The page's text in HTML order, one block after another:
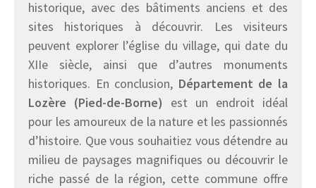
historique, avec des bâtiments anciens et des
sites historiques à découvrir. Les visiteurs
peuvent explorer l’église du village, qui date du
XIIe siècle, ainsi que d’autres monuments
historiques. En conclusion, Département de la
Lozère (Pied-de-Borne) est un endroit idéal
pour les amoureux de la nature et les passionnés
d’histoire. Que vous souhaitiez vous détendre au
milieu de paysages magnifiques ou découvrir le
riche passé de la région, cette commune offre